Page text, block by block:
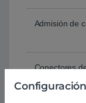
Admisión de
Conectores